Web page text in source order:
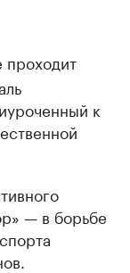
проходит
к
— в борьбе